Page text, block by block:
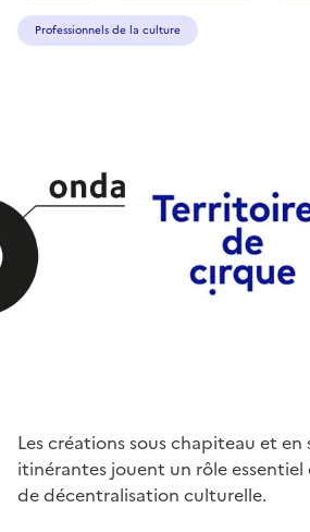
Professionnels de la culture
Les créations sous chapiteau et
itinérantes jouent un rôle
de décentralisation culturelle.